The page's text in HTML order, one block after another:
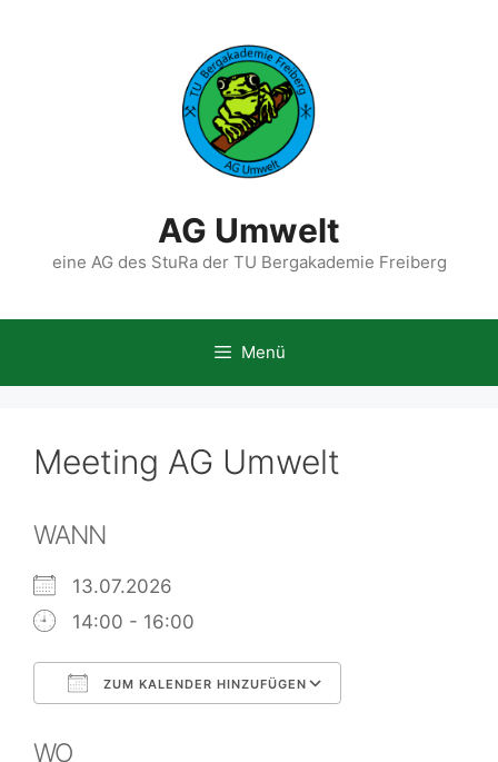
AG Umwelt
eine AG des StuRa der TU Bergakademie Freiberg
Menü
Meeting AG Umwelt
WANN
13.07.2026
14:00 - 16:00
ZUM KALENDER HINZUFÜGEN
WO